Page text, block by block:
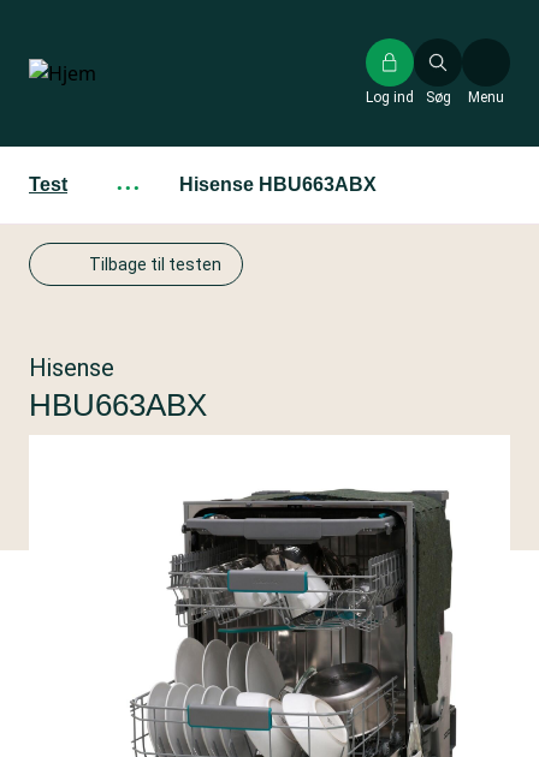
hovedindhold
Søg
Log ind Menu
Test ··· Hisense HBU663ABX
Tilbage til testen
Hisense
HBU663ABX